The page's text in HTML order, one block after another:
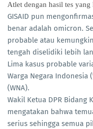
Atlet dengan hasil tes
GISAID pun
benar adalah omicron.
probable atau
tengah diselidiki lebih
Lima kasus probable
Warga Negara Indonesia
(WNA).
Wakil Ketua DPR Bidang
mengatakan bahwa
serius sehingga semua